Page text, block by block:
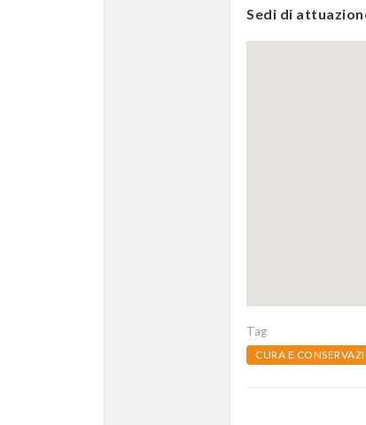
Sedi di
Tag
CURA E